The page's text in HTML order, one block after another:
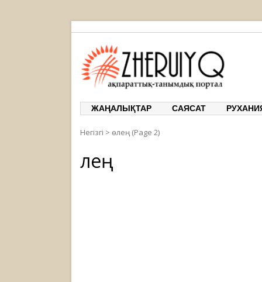
ЖАҢАЛЫҚТАР САЯСАТ
Негізгі > өлең (Page 2)
Өлең